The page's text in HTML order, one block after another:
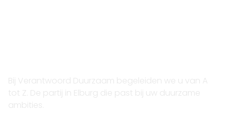
Bij Verantwoord Duurzaam begeleiden we u van A
tot Z. De partij in Elburg die past bij uw duurzame
ambities.